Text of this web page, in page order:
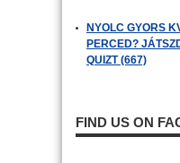
NYOLC GYORS
PERCED?
QUIZT (667)
FIND US ON